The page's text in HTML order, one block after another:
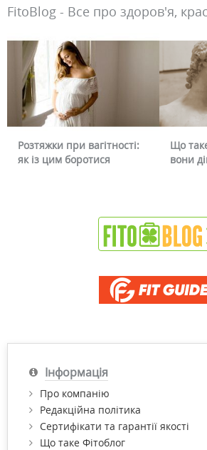
FitoBlog - Все про здоров'я,
Розтяжки при вагітності:
як із цим боротися
Що
вони
Інформація
Про компанію
Редакційна політика
Сертифікати та гарантії якості
Що таке Фітоблог